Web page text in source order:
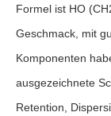
Formel ist HO
Geschmack, mit
Komponenten
ausgezeichnete
Retention,